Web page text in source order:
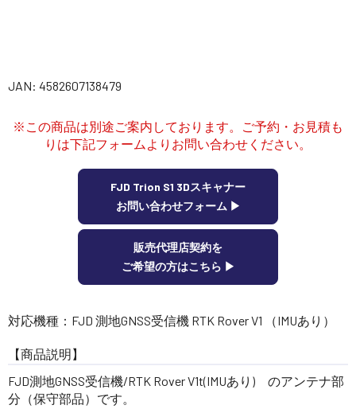
取扱店舗一覧
SEKIDO
SEKIDO 会社概要
JAN: 4582607138479
※この商品は別途ご案内しております。ご予約・お見積も
りは下記フォームよりお問い合わせください。
FJD Trion S1 3Dスキャナー
お問い合わせフォーム ▶︎
販売代理店契約を
ご希望の方はこちら ▶︎
対応機種：FJD 測地GNSS受信機 RTK Rover V1 （IMUあり）
【商品説明】
FJD測地GNSS受信機/RTK Rover V1t(IMUあり) のアンテナ部
分（保守部品）です。